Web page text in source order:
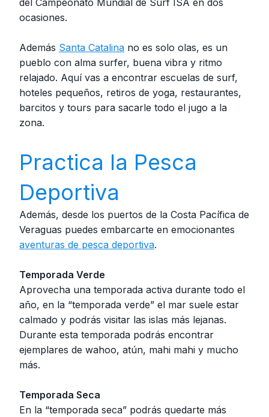
del Campeonato Mundial de Surf ISA en dos
ocasiones.
Además Santa Catalina no es solo olas, es un
pueblo con alma surfer, buena vibra y ritmo
relajado. Aquí vas a encontrar escuelas de surf,
hoteles pequeños, retiros de yoga, restaurantes,
barcitos y tours para sacarle todo el jugo a la
zona.
Practica la Pesca
Deportiva
Además, desde los puertos de la Costa Pacífica de
Veraguas puedes embarcarte en emocionantes
aventuras de pesca deportiva.
Temporada Verde
Aprovecha una temporada activa durante todo el
año, en la “temporada verde” el mar suele estar
calmado y podrás visitar las islas más lejanas.
Durante esta temporada podrás encontrar
ejemplares de wahoo, atún, mahi mahi y mucho
más.
Temporada Seca
En la “temporada seca” podrás quedarte más